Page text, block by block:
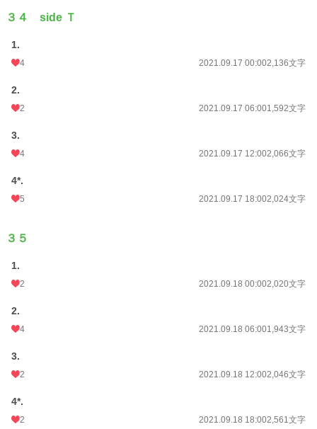
３４ side Ｔ
1.
4 2021.09.17 00:002,136文字
2.
2 2021.09.17 06:001,592文字
3.
4 2021.09.17 12:002,066文字
4*.
5 2021.09.17 18:002,024文字
３５
1.
2 2021.09.18 00:002,020文字
2.
4 2021.09.18 06:001,943文字
3.
2 2021.09.18 12:002,046文字
4*.
2 2021.09.18 18:002,561文字